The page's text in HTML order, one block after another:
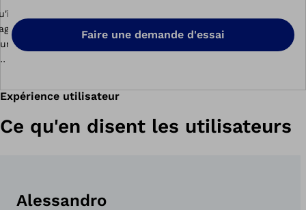
Faire une demande d'essai
Expérience utilisateur
Ce qu'en disent les utilisateurs
Alessandro